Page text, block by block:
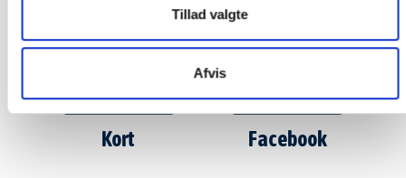
Tillad valgte
Afvis
Kort Facebook